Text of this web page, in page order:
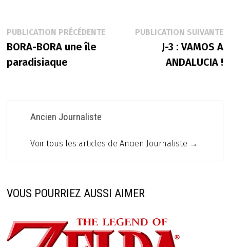
Navigation
de
l’article
PUBLICATION PRÉCÉDENTEPublication
BORA-BORA une île
paradisiaque
PUBLICATION SUIVANTE
J-3 : VAMOS A
ANDALUCIA !
Ancien Journaliste
Voir tous les articles de Ancien Journaliste →
VOUS POURRIEZ AUSSI AIMER